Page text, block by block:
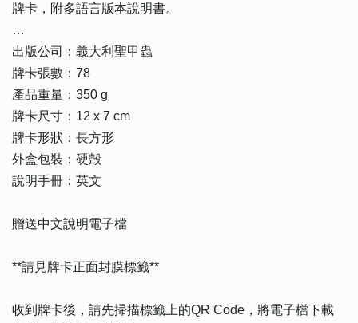
牌卡，附多語言版本說明書。
…
出版公司：義大利聖甲蟲
牌卡張數：78
產品重量：350 g
牌卡尺寸：12 x 7 cm
牌卡形狀：長方形
外盒包裝：硬殻
說明手冊：英文
贈送中文說明電子檔
**請見牌卡正面封膜標籤**
收到牌卡後，請先掃描標籤上的QR Code，將電子檔下載